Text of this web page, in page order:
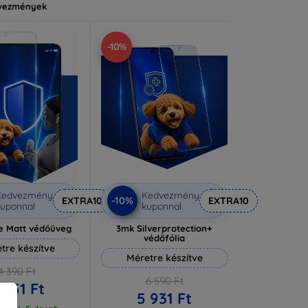
EXTRA10
Matt védőüveg
készítve
390 Ft
Ft
-10%
-10%
Kedvezmény
kuponnal
EXTRA10
3mk Silverprotection+
védőfólia
Méretre készítve
6 590 Ft
5 931 Ft